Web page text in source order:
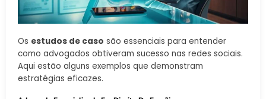
Os estudos de caso são essenciais para entender
como advogados obtiveram sucesso nas redes sociais.
Aqui estão alguns exemplos que demonstram
estratégias eficazes.